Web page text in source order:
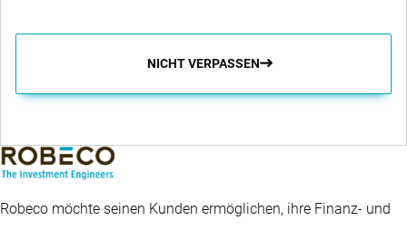
NICHT VERPASSEN
Robeco möchte seinen Kunden ermöglichen, ihre Finanz- und